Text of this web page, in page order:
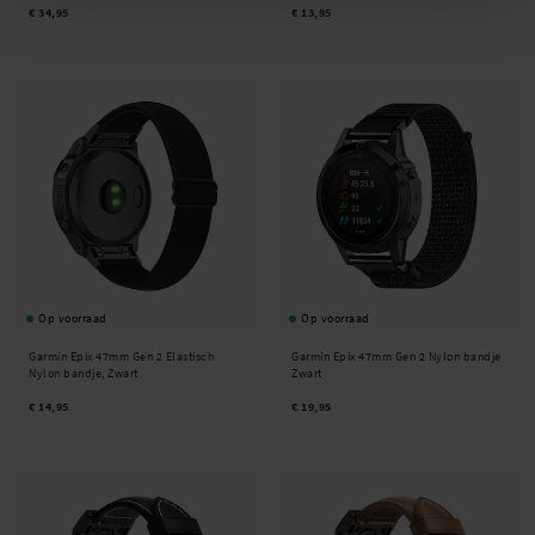
€ 34,95 € 13,95
Op voorraad
Garmin Epix 47mm Gen 2 Elastisch
Nylon bandje, Zwart
€ 14,95
Op voorraad
Garmin Epix 47mm Gen 2 Nylon bandje
Zwart
€ 19,95